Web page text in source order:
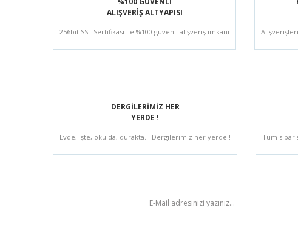
Yorum Yaz
ALIŞVERİŞ ALTYAPISI
256bit SSL Sertifikası ile %100 güvenli alışveriş imkanı
DERGİLERİMİZ HER
YERDE !
Evde, işte, okulda, durakta... Dergilerimiz her yerde ! Tüm